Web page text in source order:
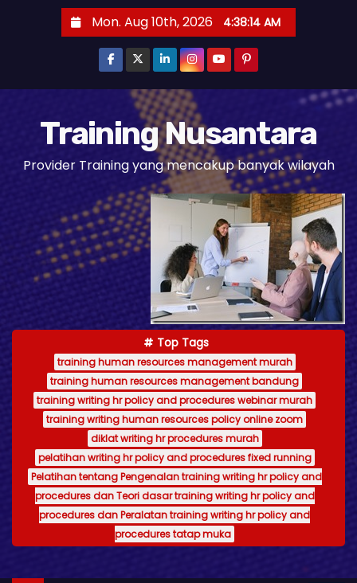
t
Mon. Aug 10th, 2026 4:38:16 AM
Training Nusantara
Provider Training yang mencakup banyak wilayah
Top Tags
training human resources management murah
training human resources management bandung
training writing hr policy and procedures webinar murah
training writing human resources policy online zoom
diklat writing hr procedures murah
pelatihan writing hr policy and procedures fixed running
Pelatihan tentang Pengenalan training writing hr policy and
procedures dan Teori dasar training writing hr policy and
procedures dan Peralatan training writing hr policy and
procedures tatap muka